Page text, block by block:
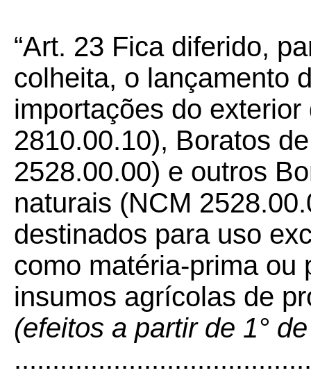
“Art. 23 Fica diferido,
colheita, o lançamento
importações do
2810.00.10), Boratos
2528.00.00) e outros
naturais (NCM
destinados para uso
como matéria-prima ou
insumos agrícolas de
(efeitos a partir de 1°